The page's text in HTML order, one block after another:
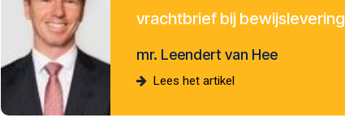
vrachtbrief bij bewijslevering
mr. Leendert van Hee
Lees het artikel